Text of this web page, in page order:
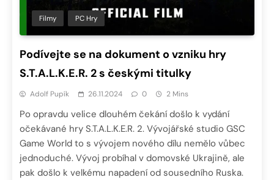
Filmy PC Hry
Podívejte se na dokument o vzniku hry
S.T.A.L.K.E.R. 2 s českými titulky
Adolf Pupík 26.11.2024 0 2 Mins
Po opravdu velice dlouhém čekání došlo k vydání
očekávané hry S.T.A.L.K.E.R. 2. Vývojářské studio GSC
Game World to s vývojem nového dílu nemělo vůbec
jednoduché. Vývoj probíhal v domovské Ukrajině, ale
pak došlo k velkému napadení od sousedního Ruska.